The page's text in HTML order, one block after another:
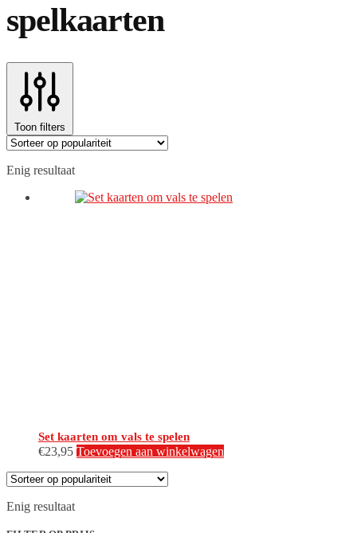
spelkaarten
Toon filters
Enig resultaat
Set kaarten om vals te spelen
€23,95 Toevoegen aan winkelwagen
Enig resultaat